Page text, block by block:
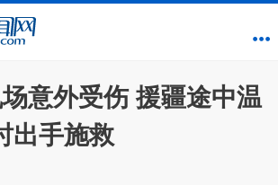
意外受伤 援疆途中温
出手施救